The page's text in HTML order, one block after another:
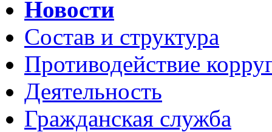
Новости
Состав и структура
Противодействие
Деятельность
Гражданская служба